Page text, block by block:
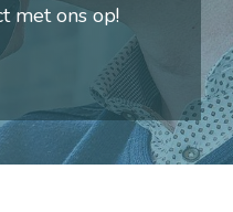
met ons op!